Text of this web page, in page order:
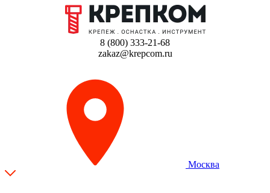
8 (800) 333-21-68
zakaz@krepcom.ru
Москва